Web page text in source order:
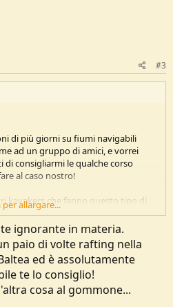
#3
di più giorni su fiumi navigabili
ad un gruppo di amici, e vorrei
di consigliarmi le qualche corso
al caso nostro!
kayakers che fanno questo tipo di
esperienze, consigli e spunti utili
mondo del kayak viene spesso
al kayak fluviale molto meno
grandi e piccoli fiumi "calmi" in grado
4/5 metri? Mi piacerebbe ascoltare
per allargare...
ignorante in materia.
paio di volte rafting nella
ed è assolutamente
te lo consiglio!
cosa al gommone...